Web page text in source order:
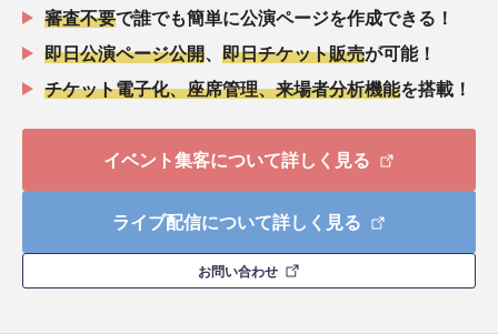
審査不要で誰でも簡単に公演ページを作成できる！
即日公演ページ公開
即日チケット販売が可能！
チケット電子化、座席管理、来場者分析機能を搭載！
イベント集客について詳しく見る
ライブ配信について詳しく見る
お問い合わせ